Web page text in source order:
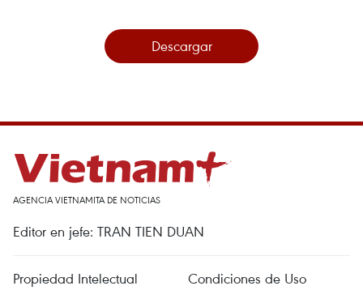
Descargar
AGENCIA VIETNAMITA DE NOTICIAS
Editor en jefe: TRAN TIEN DUAN
Propiedad Intelectual
Condiciones de Uso